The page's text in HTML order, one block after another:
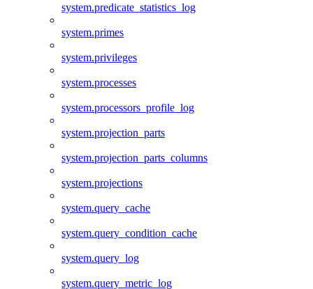
system.predicate_statistics_log
system.primes
system.privileges
system.processes
system.processors_profile_log
system.projection_parts
system.projection_parts_columns
system.projections
system.query_cache
system.query_condition_cache
system.query_log
system.query_metric_log